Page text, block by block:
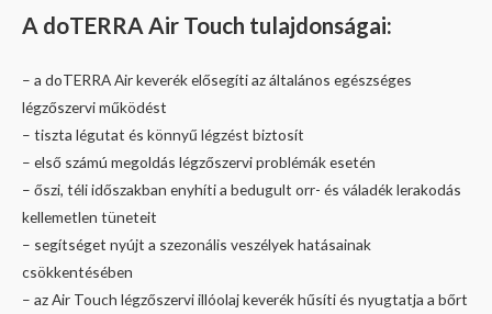
A doTERRA Air Touch tulajdonságai:
– a doTERRA Air keverék elősegíti az általános egészséges
légzőszervi működést
– tiszta légutat és könnyű légzést biztosít
– első számú megoldás légzőszervi problémák esetén
– őszi, téli időszakban enyhíti a bedugult orr- és váladék lerakodás
kellemetlen tüneteit
– segítséget nyújt a szezonális veszélyek hatásainak
csökkentésében
– az Air Touch légzőszervi illóolaj keverék hűsíti és nyugtatja a bőrt